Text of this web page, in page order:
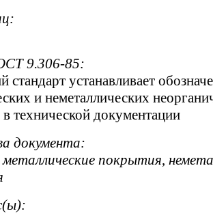
9.306-85:
стандарт устанавливает
и неметаллических
технической документации
документа:
металлические покрытия,